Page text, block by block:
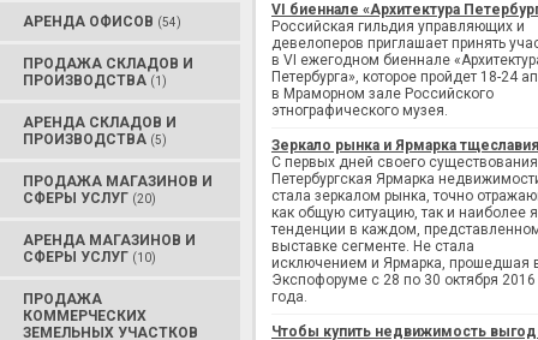
АРЕНДА ОФИСОВ (54)
ПРОДАЖА СКЛАДОВ И
ПРОИЗВОДСТВА (1)
АРЕНДА СКЛАДОВ И
ПРОИЗВОДСТВА (5)
ПРОДАЖА МАГАЗИНОВ И
СФЕРЫ УСЛУГ (20)
АРЕНДА МАГАЗИНОВ И
СФЕРЫ УСЛУГ (10)
ПРОДАЖА
КОММЕРЧЕСКИХ
ЗЕМЕЛЬНЫХ УЧАСТКОВ
VI биеннале «Архитектура
Российская гильдия управляющих и
девелоперов приглашает принять
в VI ежегодном биеннале
Петербурга», которое пройдет 18-24
в Мраморном зале Российского
этнографического музея.
Зеркало рынка и Ярмарка тщеславия
С первых дней своего существования
Петербургская Ярмарка
стала зеркалом рынка, точно
как общую ситуацию, так и наиболее
тенденции в каждом,
выставке сегменте. Не стала
исключением и Ярмарка, прошедшая
Экспофоруме с 28 по 30 октября 2016
года.
Чтобы купить недвижимость